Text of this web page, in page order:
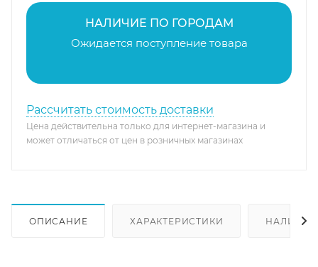
НАЛИЧИЕ ПО ГОРОДАМ
Ожидается поступление товара
Рассчитать стоимость доставки
Цена действительна только для интернет-магазина и
может отличаться от цен в розничных магазинах
ОПИСАНИЕ ХАРАКТЕРИСТИКИ